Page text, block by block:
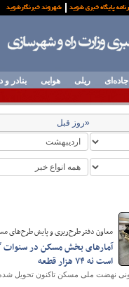
جاده‌ای ریلی هوایی بنادر و
«روز قبل
معاون دفتر طرح‌ریزی و پایش طرح‌های
است نه ۷۴ هزار قطعه